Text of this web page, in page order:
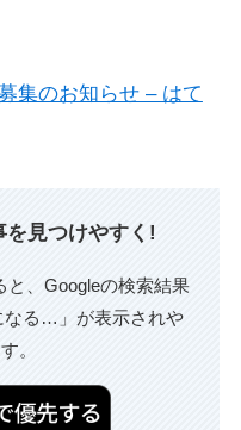
集のお知らせ – はて
見つけやすく!
と、Googleの検索結果
なる…」が表示されや
。